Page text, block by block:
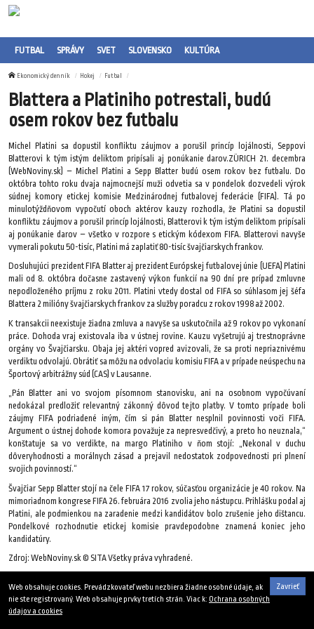
FUTBAL SPRÁVY SVET SLOVENSKO KULTÚRA
Ekonomický denník Hokej Futbal
Blattera a Platiniho potrestali, budú
osem rokov bez futbalu
Michel Platini sa dopustil konfliktu záujmov a porušil princíp lojálnosti, Seppovi
Blatterovi k tým istým deliktom pripísali aj ponúkanie darov.ZÜRICH 21. decembra
(WebNoviny.sk) – Michel Platini a Sepp Blatter budú osem rokov bez futbalu. Do
októbra tohto roku dvaja najmocnejší muži odvetia sa v pondelok dozvedeli výrok
súdnej komory etickej komisie Medzinárodnej futbalovej federácie (FIFA). Tá po
minulotýždňovom vypočutí oboch aktérov kauzy rozhodla, že Platini sa dopustil
konfliktu záujmov a porušil princíp lojálnosti, Blatterovi k tým istým deliktom pripísali
aj ponúkanie darov – všetko v rozpore s etickým kódexom FIFA. Blatterovi navyše
vymerali pokutu 50-tisíc, Platini má zaplatiť 80-tisíc švajčiarskych frankov.
Dosluhujúci prezident FIFA Blatter aj prezident Európskej futbalovej únie (UEFA) Platini
mali od 8. októbra dočasne zastavený výkon funkcií na 90 dní pre prípad zmluvne
nepodloženého príjmu z roku 2011. Platini vtedy dostal od FIFA so súhlasom jej šéfa
Blattera 2 milióny švajčiarskych frankov za služby poradcu z rokov 1998 až 2002.
K transakcii neexistuje žiadna zmluva a navyše sa uskutočnila až 9 rokov po vykonaní
práce. Dohoda vraj existovala iba v ústnej rovine. Kauzu vyšetrujú aj trestnoprávne
orgány vo Švajčiarsku. Obaja jej aktéri vopred avizovali, že sa proti nepriaznivému
verdiktu odvolajú. Obrátiť sa môžu na odvolaciu komisiu FIFA a v prípade neúspechu na
Športový arbitrážny súd (CAS) v Lausanne.
„Pán Blatter ani vo svojom písomnom stanovisku, ani na osobnom vypočúvaní
nedokázal predložiť relevantný zákonný dôvod tejto platby. V tomto prípade boli
záujmy FIFA podriadené iným, čím si pán Blatter nesplnil povinnosti voči FIFA.
Argument o ústnej dohode komora považuje za nepresvedčivý, a preto ho neuznala,“
konštatuje sa vo verdikte, na margo Platiniho v ňom stojí: „Nekonal v duchu
dôveryhodnosti a morálnych zásad a prejavil nedostatok zodpovednosti pri plnení
svojich povinností.“
Švajčiar Sepp Blatter stojí na čele FIFA 17 rokov, súčasťou organizácie je 40 rokov. Na
mimoriadnom kongrese FIFA 26. februára 2016 zvolia jeho nástupcu. Prihlášku podal aj
Platini, ale podmienkou na zaradenie medzi kandidátov bolo zrušenie jeho dištancu.
Pondelkové rozhodnutie etickej komisie pravdepodobne znamená koniec jeho
kandidatúry.
Zdroj: WebNoviny.sk © SITA Všetky práva vyhradené.
Zavrieť
Web obsahuje cookies. Prevádzkovateľ webu nezbiera žiadne osobné údaje, ak
nie ste registrovaný. Web obsahuje prvky tretích strán. Viac k: Ochrana osobných
údajov a cookies